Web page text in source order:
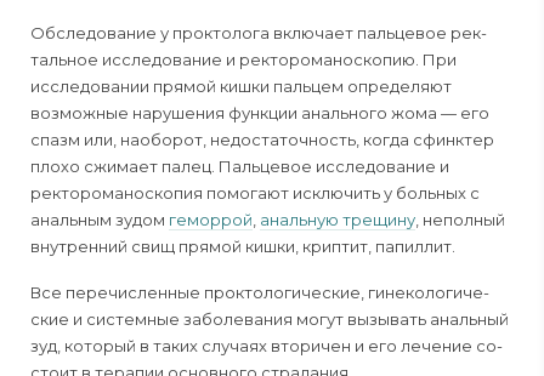
Обследование у проктолога включает пальцевое рек­
тальное исследование и ректороманоскопию. При
иссле­довании прямой кишки пальцем определяют
возможные нарушения функции анального жома — его
спазм или, наоборот, недостаточность, когда сфинктер
плохо сжимает палец. Пальцевое исследование и
ректороманоскопия помогают исключить у больных с
анальным зудом гемор­рой анальную трещину , неполный
внутренний свищ пря­мой кишки, криптит, папиллит.
Все перечисленные проктологические, гинекологиче­
ские и системные заболевания могут вызывать анальный
зуд, который в таких случаях вторичен и его лечение со­